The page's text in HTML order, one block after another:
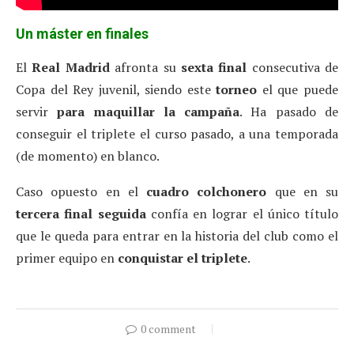
Un máster en finales
ElReal Madridafronta su sexta final consecutiva de
Copa del Rey juvenil, siendo estetorneo el que puede
servirpara maquillar la campaña. Ha pasado de
conseguir el triplete el curso pasado, a una temporada
(de momento) en blanco.
Caso opuesto en el cuadro colchonero que en su
tercera final seguidaconfía en lograr el único título
que le queda para entrar en la historia del club como el
primer equipo en conquistar el triplete.
0 comment